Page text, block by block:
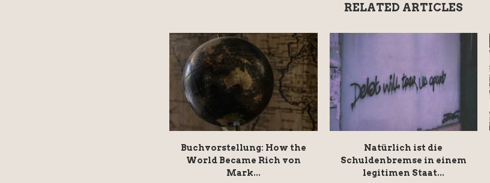
RELATED ARTICLES
Buchvorstellung: How the
World Became Rich von
Mark...
Natürlich ist die
Schuldenbremse in einem
legitimen Staat...